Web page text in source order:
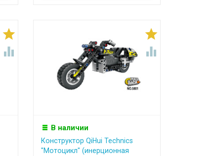




В наличии
Конструктор QiHui Technics
"Мотоцикл" (инерционная